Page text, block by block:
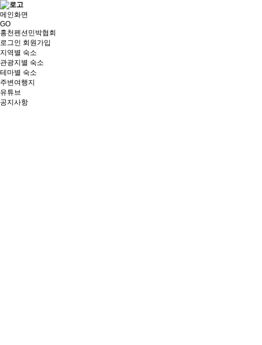
메인화면
GO
홍천펜션민박협회
로그인 회원가입
지역별 숙소
관광지별 숙소
테마별 숙소
주변여행지
유튜브
공지사항